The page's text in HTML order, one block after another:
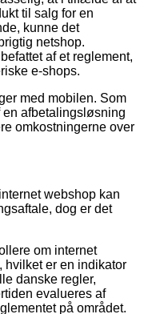
til salg for en
kunne det
netshop.
af et reglement,
e-shops.
med mobilen. Som
en afbetalingsløsning
omkostningerne over
webshop kan
dog er det
om internet
hvilket er en indikator
danske regler,
evalueres af
på området.